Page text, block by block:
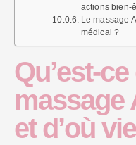
actions bien-
Le massage
médical ?
Qu’est-
massage
et d’où